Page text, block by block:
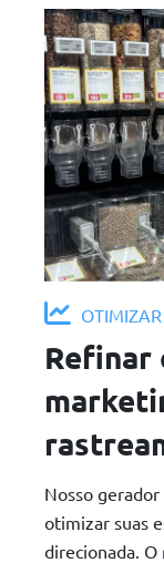
Refinar
Nosso
otimizar suas
direcionada. O